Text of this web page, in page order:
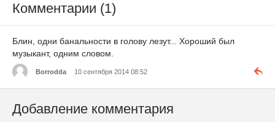
Комментарии (1)
Блин, одни банальности в голову лезут... Хороший был
музыкант, одним словом.
Borrodda 10 сентября 2014 08:52
Добавление комментария